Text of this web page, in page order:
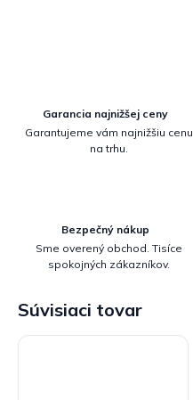
Garancia najnižšej ceny
Garantujeme vám najnižšiu cenu
na trhu.
Bezpečný nákup
Sme overený obchod. Tisíce
spokojných zákazníkov.
Súvisiaci tovar